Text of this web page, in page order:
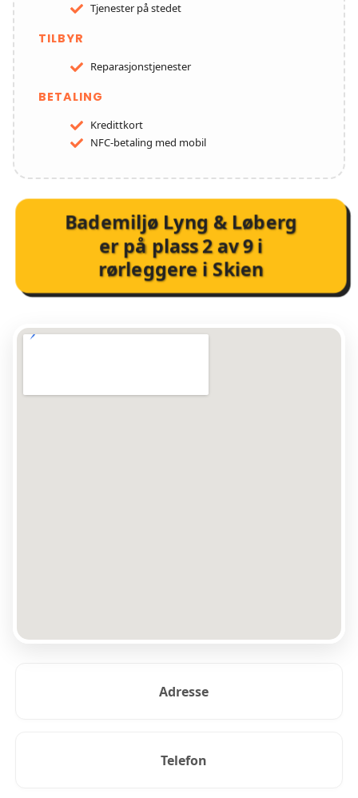
Tjenester på stedet
TILBYR
Reparasjonstjenester
BETALING
Kredittkort
NFC-betaling med mobil
Bademiljø Lyng & Løberg
er på plass2av9i
rørleggere i Skien
Adresse
Telefon